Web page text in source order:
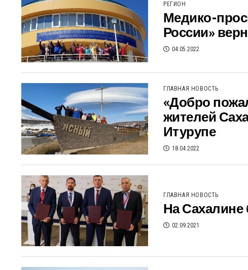
РЕГИОН
Медико-
России»
04.05.2022
ГЛАВНАЯ НОВОСТЬ
«Добро
жителей
Итурупе
18.04.2022
ГЛАВНАЯ НОВОСТЬ
На
02.09.2021